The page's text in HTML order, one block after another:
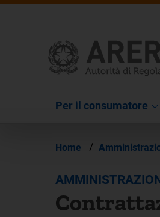
Per il consumatore
Home /